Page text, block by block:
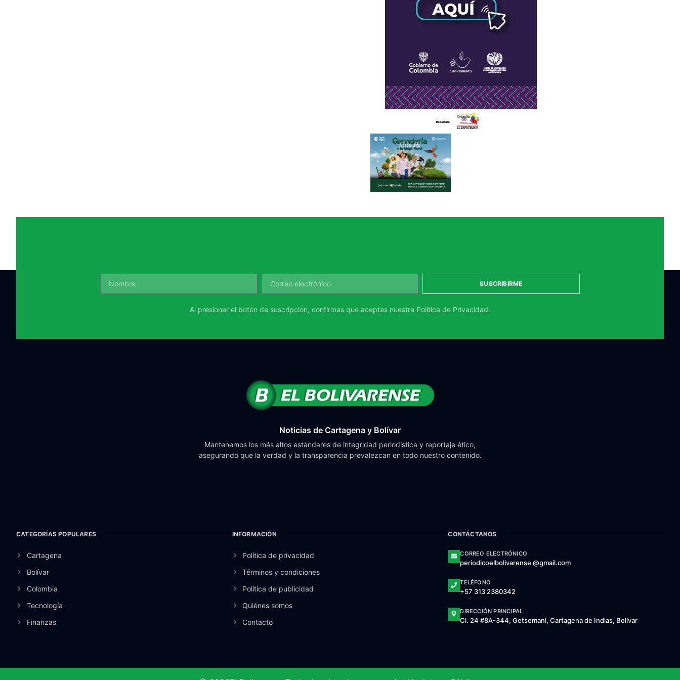
SUSCRIBIRME
Al presionar el botón de suscripción, confirmas que aceptas nuestra Política de Privacidad.
Noticias de Cartagena y Bolívar
Mantenemos los más altos estándares de integridad periodística y reportaje ético,
asegurando que la verdad y la transparencia prevalezcan en todo nuestro contenido.
CATEGORÍAS POPULARES
Cartagena
Bolívar
Colombia
Tecnología
Finanzas
INFORMACIÓN
Política de privacidad
Términos y condiciones
Política de publicidad
Quiénes somos
Contacto
CONTÁCTANOS
CORREO ELECTRÓNICO
periodicoelbolivarense @gmail.com
TELÉFONO
+57 313 2380342
DIRECCIÓN PRINCIPAL
Cl. 24 #8A-344, Getsemaní, Cartagena de Indias, Bolívar